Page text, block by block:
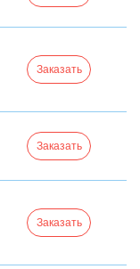
Заказать
Заказать
Заказать